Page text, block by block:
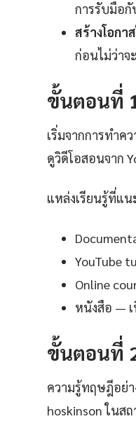
การรับมือกั
สร้างโอกา
ก่อนไม่ว่าจ
ขั้นตอนที่
เริ่มจากการทำค
ดูวิดีโอสอนจาก
แหล่งเรียนรู้ที่แน
YouTube
Online
หนังสือ —
ขั้นตอนที่
ความรู้ทฤษฎีอย่า
hoskinson ในส